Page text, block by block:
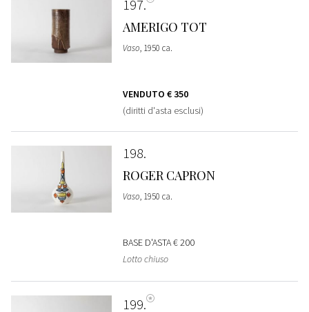
197
AMERIGO TOT
Vaso, 1950 ca.
VENDUTO € 350
(diritti d'asta esclusi)
198
ROGER CAPRON
Vaso, 1950 ca.
BASE D'ASTA€ 200
Lotto chiuso
199